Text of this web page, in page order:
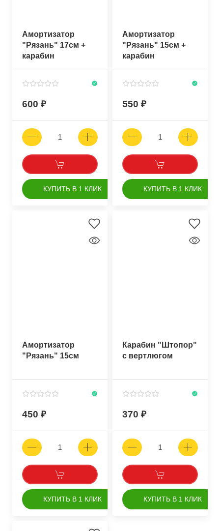
Амортизатор
"Рязань" 17см +
карабин
600
КУПИТЬ В 1 КЛИК
Амортизатор
"Рязань" 15см +
карабин
550
КУПИТЬ В 1 КЛИК
Амортизатор
"Рязань" 15см
450
КУПИТЬ В 1 КЛИК
Карабин "Штопор"
с вертлюгом
370
КУПИТЬ В 1 КЛИК